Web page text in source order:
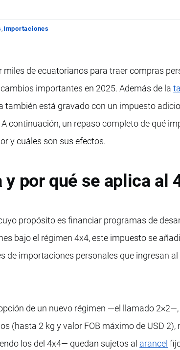
Importaciones
de ecuatorianos para traer compras
importantes en 2025. Además de la
también está gravado con un impuesto
continuación, un repaso completo de qué
y cuáles son sus efectos.
y por qué se aplica al
propósito es financiar programas de
bajo el régimen 4x4, este impuesto se
de importaciones personales que ingresan
de un nuevo régimen —el llamado 2×2—,
(hasta 2 kg y valor FOB máximo de USD 2),
los del 4x4— quedan sujetos al arancel